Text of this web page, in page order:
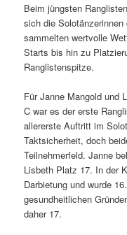
Beim jüngsten
sich die
sammelten wertvolle
Starts bis hin zu
Ranglistenspitze.
Für Janne Mangold und
C war es der erste
allererste Auftritt im
Taktsicherheit, doch
Teilnehmerfeld. Janne
Lisbeth Platz 17. In der
Darbietung und wurde
gesundheitlichen
daher 17.